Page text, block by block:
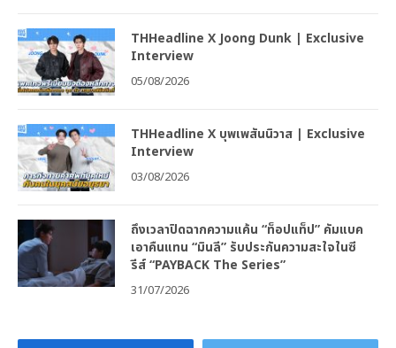
THHeadline X Joong Dunk | Exclusive
Interview
05/08/2026
THHeadline X บุพเพสันนิวาส | Exclusive
Interview
03/08/2026
ถึงเวลาปิดฉากความแค้น “ท็อปแท็ป” คัมแบค
เอาคืนแทน “มินลี” รับประกันความสะใจในซี
รีส์ “PAYBACK The Series”
31/07/2026